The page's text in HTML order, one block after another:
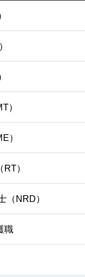
）
）
）
（NRD）
職